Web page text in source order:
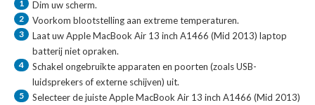
1 Dim uw scherm.
2 Voorkom blootstelling aan extreme temperaturen.
3 Laat uwApple MacBook Air 13 inch A1466 (Mid 2013) laptop
batterijniet opraken.
4
Schakel ongebruikte apparaten en poorten (zoals USB-
luidsprekers of externe schijven) uit.
5 Selecteer de juisteApple MacBook Air 13 inch A1466 (Mid 2013)